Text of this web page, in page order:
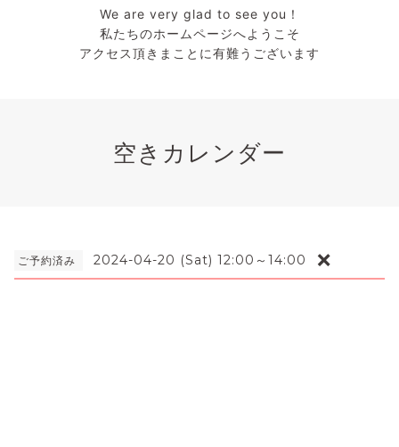
We are very glad to see you！
私たちのホームページへようこそ
アクセス頂きまことに有難うございます
空きカレンダー
ご予約済み 2024-04-20 (Sat) 12:00～14:00 ❌